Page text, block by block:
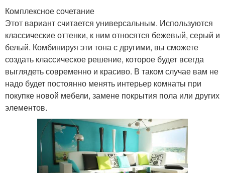
Комплексное сочетание
Этот вариант считается универсальным. Используются
классические оттенки, к ним относятся бежевый, серый и
белый. Комбинируя эти тона с другими, вы сможете
создать классическое решение, которое будет всегда
выглядеть современно и красиво. В таком случае вам не
надо будет постоянно менять интерьер комнаты при
покупке новой мебели, замене покрытия пола или других
элементов.